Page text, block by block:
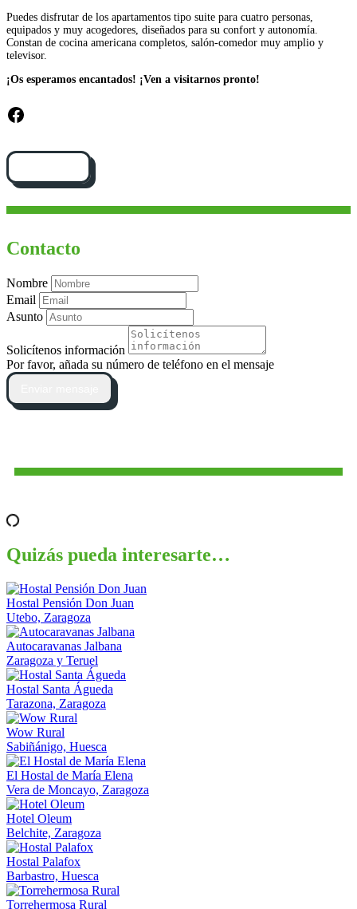
Puedes disfrutar de los apartamentos tipo suite para cuatro personas,
equipados y muy acogedores, diseñados para su confort y autonomía.
Constan de cocina americana completos, salón-comedor muy amplio y
televisor.
¡Os esperamos encantados! ¡Ven a visitarnos pronto!
Facebook
Contacto
Nombre
Email
Asunto
Solicítenos información
Por favor, añada su número de teléfono en el mensaje
Quizás pueda interesarte…
Hostal Pensión Don Juan
Utebo, Zaragoza
Autocaravanas Jalbana
Zaragoza y Teruel
Hostal Santa Águeda
Tarazona, Zaragoza
Wow Rural
Sabiñánigo, Huesca
El Hostal de María Elena
Vera de Moncayo, Zaragoza
Hotel Oleum
Belchite, Zaragoza
Hostal Palafox
Barbastro, Huesca
Torrehermosa Rural